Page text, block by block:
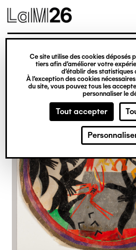
Gestion des cookies
Ce site utilise des cookies déposés
tiers afin d’améliorer votre
d’établir des statistiques
À l’exception des cookies
du site, vous pouvez tous les
personnaliser le
Tout accepter
contenu